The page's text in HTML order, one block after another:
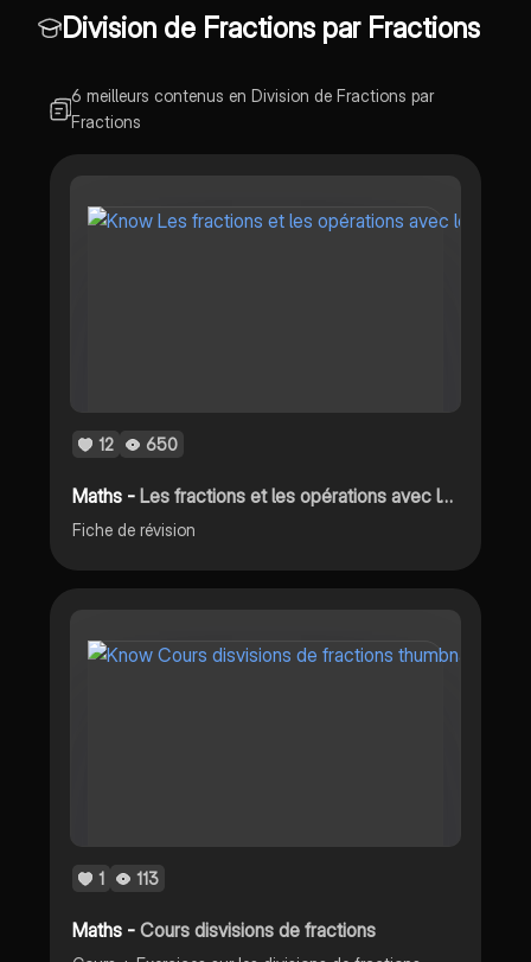
Division de Fractions par Fractions
6 meilleurs contenus en Division de Fractions par
Fractions
12 650
Maths -Les fractions et les opérations avec les fractions
Fiche de révision
1 113
Maths -Cours disvisions de fractions